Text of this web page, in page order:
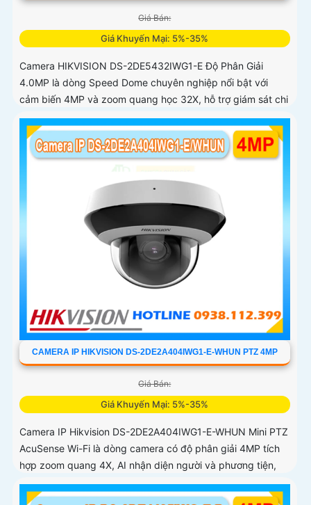
Giá Bán:
Giá Khuyến Mại: 5%-35%
Camera HIKVISION DS-2DE5432IWG1-E Độ Phân Giải
4.0MP là dòng Speed Dome chuyên nghiệp nổi bật với
cảm biến 4MP và zoom quang học 32X, hỗ trợ giám sát chi
tiết ở khoảng cách xa
CAMERA IP HIKVISION DS-2DE2A404IWG1-E-WHUN PTZ 4MP
Giá Bán:
Giá Khuyến Mại: 5%-35%
Camera IP Hikvision DS-2DE2A404IWG1-E-WHUN Mini PTZ
AcuSense Wi-Fi là dòng camera có độ phân giải 4MP tích
hợp zoom quang 4X, AI nhận diện người và phương tiện,
đàm thoại hai chiều, hồng ngoại 20m cùng khả năng kết
nối không dây linh hoạt cho hệ thống giám sát hiện đại